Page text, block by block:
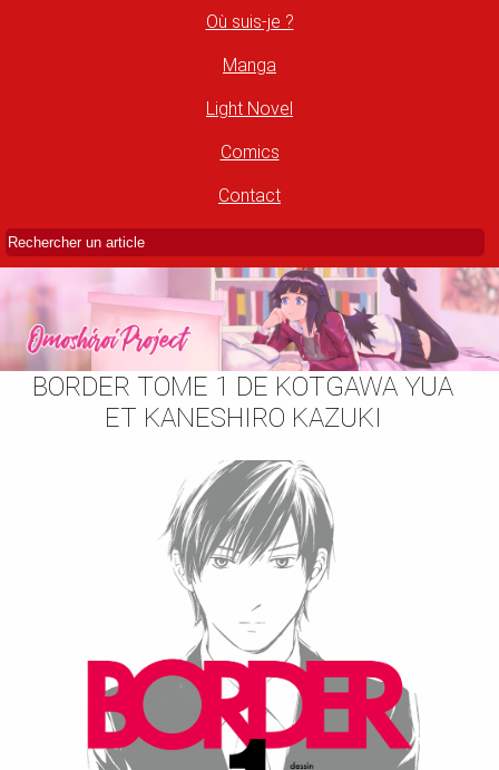
Où suis-je ?
Manga
Light Novel
Comics
Contact
BORDER TOME 1 DE KOTGAWA YUA
ET KANESHIRO KAZUKI